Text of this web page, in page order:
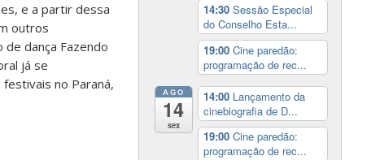
e a partir dessa
outros
dança Fazendo
já se
no Paraná,
14:30 Sessão Especial
do Conselho Esta...
19:00 Cine paredão:
programação de rec...
AGO
14
sex
14:00 Lançamento da
cinebiografia de D...
19:00 Cine paredão:
programação de rec...